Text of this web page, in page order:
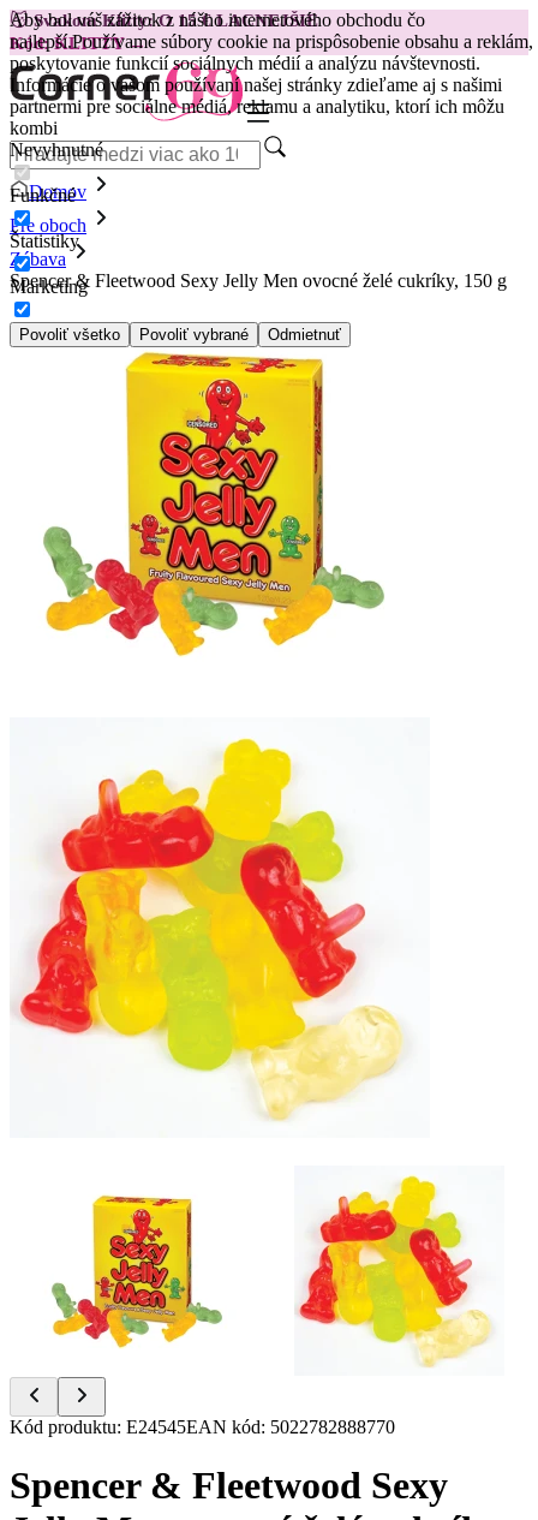
Aby bol váš zážitok z nášho internetového obchodu čo
najlepší.Používame súbory cookie na prispôsobenie obsahu a reklám,
poskytovanie funkcií sociálnych médií a analýzu návštevnosti.
Informácie o vašom používaní našej stránky zdieľame aj s našimi
partnermi pre sociálne médiá, reklamu a analytiku, ktorí ich môžu
kombi
Nevyhnutné
Funkčné
Štatistiky
Marketing
Povoliť všetko Povoliť vybrané Odmietnuť
😽Svakom Klitty: O 15 € LACNEJŠIE
Kód: KLITTY →
Domov
Pre oboch
Zábava
Spencer & Fleetwood Sexy Jelly Men ovocné želé cukríky, 150 g
Item
of
2
Kód produktu: E24545EAN kód: 5022782888770
Spencer & Fleetwood Sexy